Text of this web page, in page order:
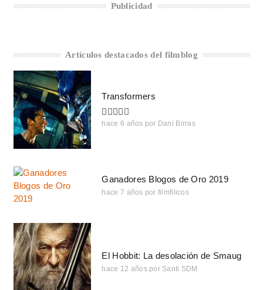
Publicidad
Artículos destacados del filmblog
Transformers
hace 6 años por Dani Birras
Ganadores Blogos de Oro 2019
hace 7 años por filmfilicos
El Hobbit: La desolación de Smaug
hace 12 años por Santi SDM